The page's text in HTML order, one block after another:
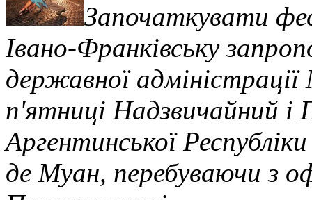
Започаткувати
Івано-Франківську
державної
п'ятниці Надзвичайний
Аргентинської
де Муан, перебуваючи з